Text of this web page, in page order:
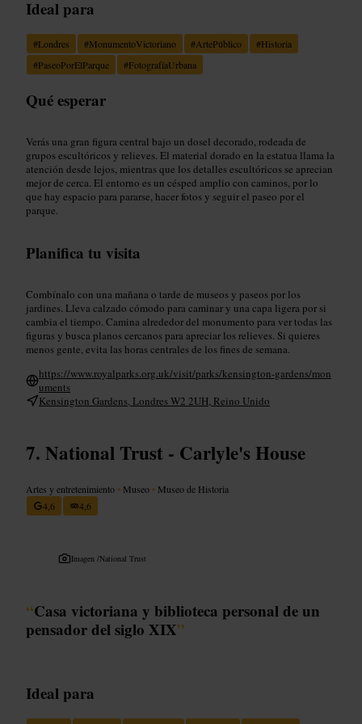
Ideal para
#Londres #MonumentoVictoriano #ArtePúblico #Historia
#PaseoPorElParque #FotografíaUrbana
Qué esperar
Verás una gran figura central bajo un dosel decorado, rodeada de
grupos escultóricos y relieves. El material dorado en la estatua llama la
atención desde lejos, mientras que los detalles escultóricos se aprecian
mejor de cerca. El entorno es un césped amplio con caminos, por lo
que hay espacio para pararse, hacer fotos y seguir el paseo por el
parque.
Planifica tu visita
Combínalo con una mañana o tarde de museos y paseos por los
jardines. Lleva calzado cómodo para caminar y una capa ligera por si
cambia el tiempo. Camina alrededor del monumento para ver todas las
figuras y busca planos cercanos para apreciar los relieves. Si quieres
menos gente, evita las horas centrales de los fines de semana.
https://www.royalparks.org.uk/visit/parks/kensington-gardens/mon
uments
Kensington Gardens, Londres W2 2UH, Reino Unido
National Trust - Carlyle's House
Artes y entretenimiento • Museo • Museo de Historia
4,6
4,6
Imagen /National Trust
“Casa victoriana y biblioteca personal de un
pensador del siglo XIX”
Ideal para